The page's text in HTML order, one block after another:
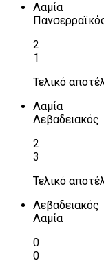
Λαμία
2
1
Τελικό
Λαμία
Λεβαδειακός
2
3
Τελικό
Λεβαδειακός
Λαμία
0
0